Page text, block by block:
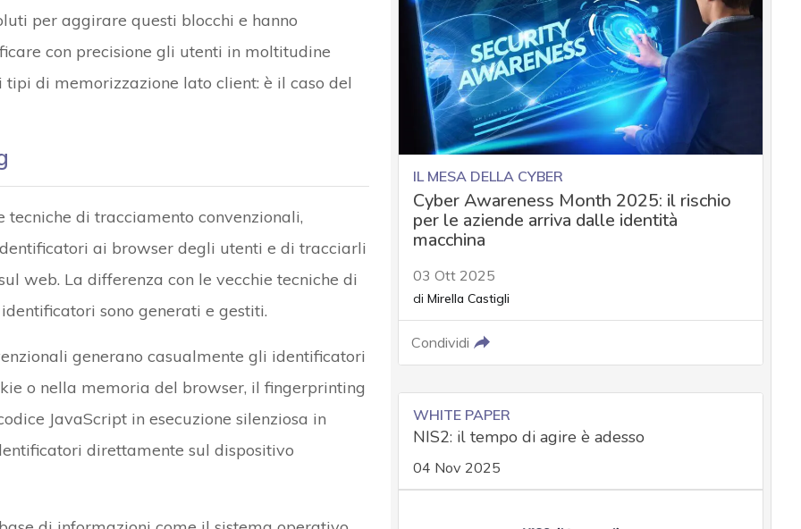
per aggirare questi blocchi e hanno
con precisione gli utenti in moltitudine
di memorizzazione lato client: è il caso del
di tracciamento convenzionali,
ai browser degli utenti e di tracciarli
web. La differenza con le vecchie tecniche di
sono generati e gestiti.
generano casualmente gli identificatori
o nella memoria del browser, il fingerprinting
JavaScript in esecuzione silenziosa in
direttamente sul dispositivo
IL MESA DELLA CYBER
Cyber Awareness Month 2025: il rischio
per le aziende arriva dalle identità
macchina
03 Ott 2025
di Mirella Castigli
Condividi
WHITE PAPER
NIS2: il tempo di agire è adesso
04 Nov 2025